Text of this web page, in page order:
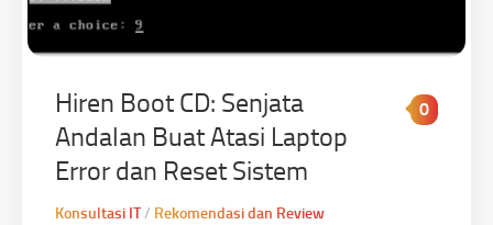
Hiren Boot CD: Senjata
Andalan Buat Atasi Laptop
Error dan Reset Sistem
0
Konsultasi IT/ Rekomendasi dan Review